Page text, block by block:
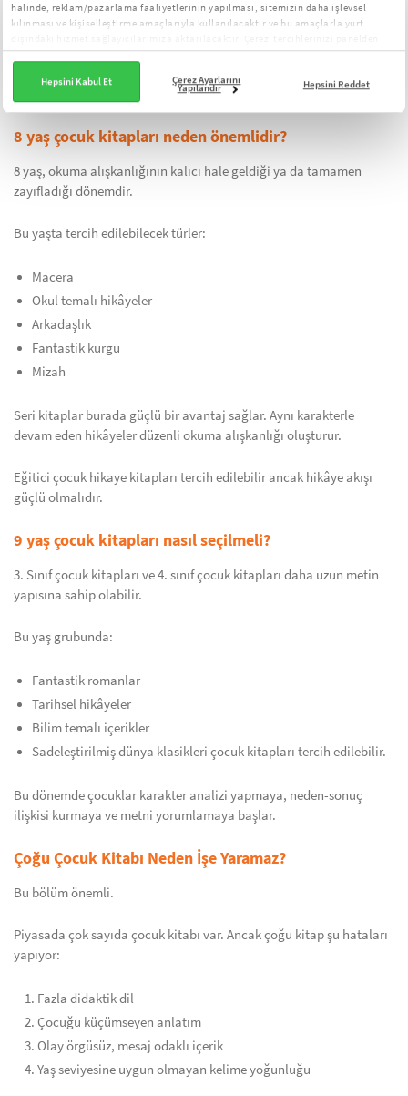
halinde, reklam/pazarlama faaliyetlerinin yapılması, sitemizin daha işlevsel
kılınması ve kişiselleştirme amaçlarıyla kullanılacaktır ve bu amaçlarla yurt
yönetebilirsiniz:Çerez Aydınlatma Metni
Hepsini Kabul Et Çerez Ayarlarını
Yapılandır Hepsini Reddet
Basit cümle yapısı
Bu yaşta çocuk hikâye kitapları akıcı okuma becerisini geliştirir.
Mizah unsuru içeren kitaplar okuma isteğini artırır. Kısa bölümlü
seri kitaplar motivasyon açısından oldukça etkilidir.
8 yaş çocuk kitapları neden önemlidir?
8 yaş, okuma alışkanlığının kalıcı hale geldiği ya da tamamen
zayıfladığı dönemdir.
Bu yaşta tercih edilebilecek türler:
Macera
Okul temalı hikâyeler
Arkadaşlık
Fantastik kurgu
Mizah
Seri kitaplar burada güçlü bir avantaj sağlar. Aynı karakterle
devam eden hikâyeler düzenli okuma alışkanlığı oluşturur.
Eğitici çocuk hikaye kitapları tercih edilebilir ancak hikâye akışı
güçlü olmalıdır.
9 yaş çocuk kitapları nasıl seçilmeli?
3. Sınıf çocuk kitapları ve 4. sınıf çocuk kitapları daha uzun metin
yapısına sahip olabilir.
Bu yaş grubunda:
Fantastik romanlar
Tarihsel hikâyeler
Bilim temalı içerikler
Sadeleştirilmiş dünya klasikleri çocuk kitapları tercih edilebilir.
Bu dönemde çocuklar karakter analizi yapmaya, neden-sonuç
ilişkisi kurmaya ve metni yorumlamaya başlar.
Çoğu Çocuk Kitabı Neden İşe Yaramaz?
Bu bölüm önemli.
Piyasada çok sayıda çocuk kitabı var. Ancak çoğu kitap şu hataları
yapıyor:
Fazla didaktik dil
Çocuğu küçümseyen anlatım
Olay örgüsüz, mesaj odaklı içerik
Yaş seviyesine uygun olmayan kelime yoğunluğu